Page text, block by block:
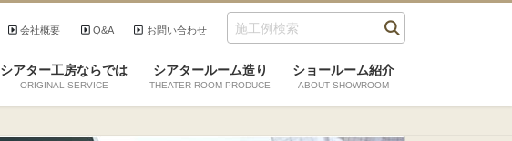
お問い合わせ
Q&A
会社概要
シアター工房ならでは
ORIGINAL SERVICE
シアタールーム造り
THEATER ROOM PRODUCE
ショールーム紹介
ABOUT SHOWROOM